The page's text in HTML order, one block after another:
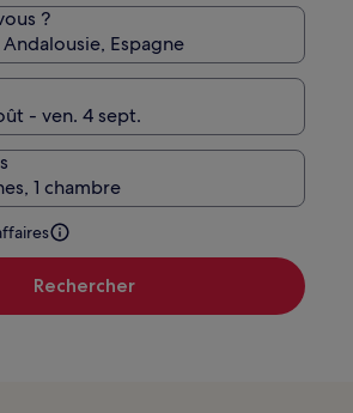
standard.
?
Espagne
- ven. 4 sept.
1 chambre
Rechercher